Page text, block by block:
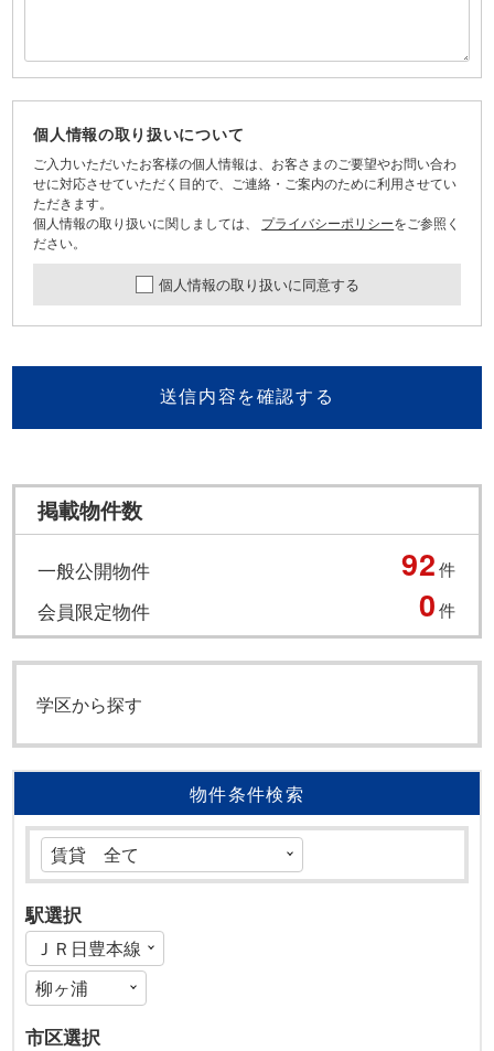
個人情報の取り扱いについて
ご入力いただいたお客様の個人情報は、お客さまのご要望やお問い合わ
せに対応させていただく目的で、ご連絡・ご案内のために利用させてい
ただきます。
個人情報の取り扱いに関しましては、 プライバシーポリシーをご参照く
ださい。
個人情報の取り扱いに同意する
送信内容を確認する
掲載物件数
一般公開物件 92件
会員限定物件 0件
学区から探す
物件条件検索
駅選択
市区選択